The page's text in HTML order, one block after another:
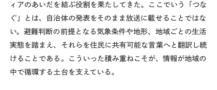
ィアのあいだを結ぶ役割を果たしてきた。ここでいう「つな
ぐ」とは、自治体の発表をそのまま放送に載せることではな
い。避難判断の前提となる気象条件や地形、地域ごとの生活
実態を踏まえ、それらを住民に共有可能な言葉へと翻訳し続
けることである。こういった積み重ねこそが、情報が地域の
中で循環する土台を支えている。